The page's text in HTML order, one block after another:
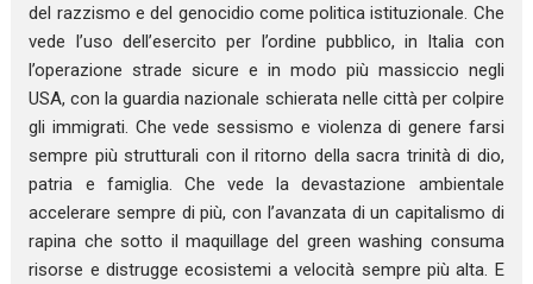
del razzismo e del genocidio come politica istituzionale. Che
vede l’uso dell’esercito per l’ordine pubblico, in Italia con
l’operazione strade sicure e in modo più massiccio negli
USA, con la guardia nazionale schierata nelle città per colpire
gli immigrati. Che vede sessismo e violenza di genere farsi
sempre più strutturali con il ritorno della sacra trinità di dio,
patria e famiglia. Che vede la devastazione ambientale
accelerare sempre di più, con l’avanzata di un capitalismo di
rapina che sotto il maquillage del green washing consuma
risorse e distrugge ecosistemi a velocità sempre più alta. E